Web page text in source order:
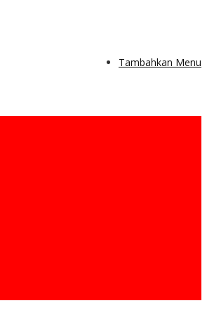
Tambahkan Menu